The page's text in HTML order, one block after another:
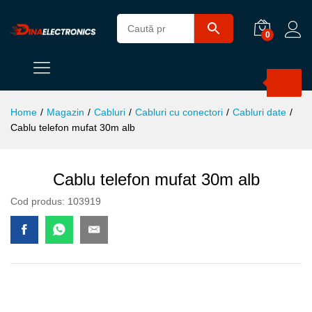
0
Home / Magazin / Cabluri / Cabluri cu conectori / Cabluri date /
Cablu telefon mufat 30m alb
Cablu telefon mufat 30m alb
Cod produs: 103919